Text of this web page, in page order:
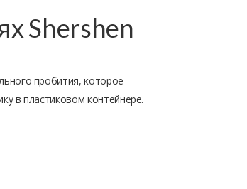
Shershen
пробития, которое
в пластиковом контейнере.